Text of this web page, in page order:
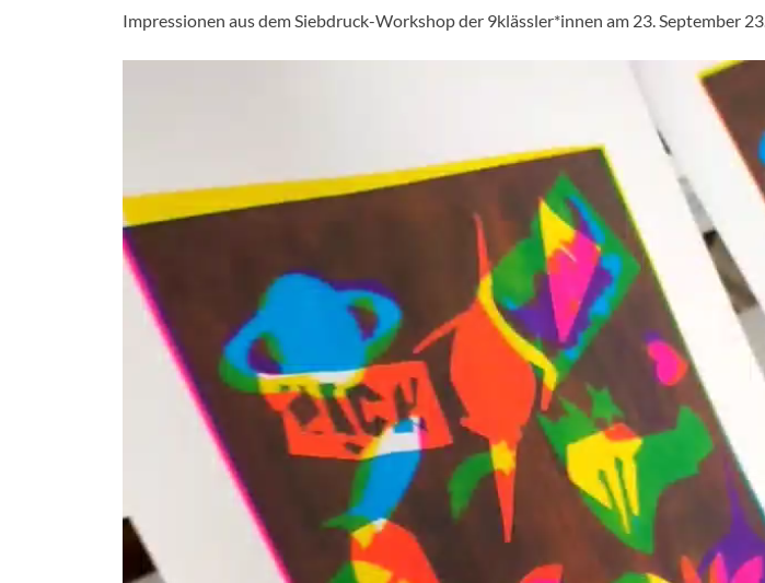
Impressionen aus dem Siebdruck-Workshop der 9klässler*innen am 23. September 23.